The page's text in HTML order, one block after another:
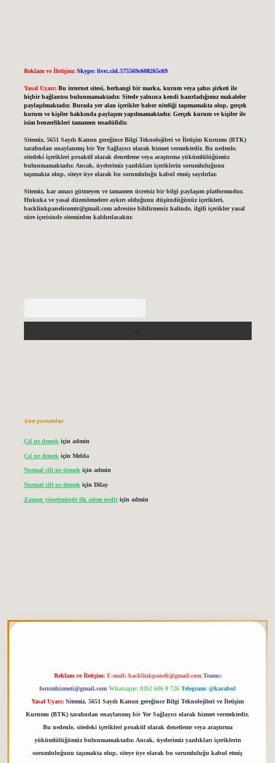
Reklam ve İletişim: Skype: live:.cid.575569c608265c69
Yasal Uyarı: Bu internet sitesi, herhangi bir marka, kurum veya şahıs şirketi ile
hiçbir bağlantısı bulunmamaktadır. Sitede yalnızca kendi hazırladığımız makaleler
paylaşılmaktadır. Burada yer alan içerikler haber niteliği taşımamakta olup, gerçek
kurum ve kişiler hakkında paylaşım yapılmamaktadır. Gerçek kurum ve kişiler ile
isim benzerlikleri tamamen tesadüfidir.
Sitemiz, 5651 Sayılı Kanun gereğince Bilgi Teknolojileri ve İletişim Kurumu (BTK)
tarafından onaylanmış bir Yer Sağlayıcı olarak hizmet vermektedir. Bu nedenle,
sitedeki içerikleri proaktif olarak denetleme veya araştırma yükümlülüğümüz
bulunmamaktadır. Ancak, üyelerimiz yazdıkları içeriklerin sorumluluğunu
taşımakta olup, siteye üye olarak bu sorumluluğu kabul etmiş sayılırlar.
Sitemiz, kar amacı gütmeyen ve tamamen ücretsiz bir bilgi paylaşım platformudur.
Hukuka ve yasal düzenlemelere aykırı olduğunu düşündüğünüz içerikleri,
backlinkpanelicomtr@gmail.comadresine bildirmeniz halinde, ilgili içerikler yasal
süre içerisinde sitemizden kaldırılacaktır.
Son yorumlar
Çıl ne demek için admin
Çıl ne demek için Melda
Normal cilt ne demekiçin admin
Normal cilt ne demek için Dilay
Zaman yönetiminde ilk adım nediriçin admin
Reklam ve İletişim: E-mail: backlinkpaneli@gmail.com Teams:
forumhizmeti@gmail.com Whatsapp: 0262 606 0 726 Telegram: @karabul
Yasal Uyarı: Sitemiz, 5651 Sayılı Kanun gereğince Bilgi Teknolojileri ve İletişim
Kurumu (BTK) tarafından onaylanmış bir Yer Sağlayıcı olarak hizmet vermektedir.
Bu nedenle, sitedeki içerikleri proaktif olarak denetleme veya araştırma
yükümlülüğümüz bulunmamaktadır. Ancak, üyelerimiz yazdıkları içeriklerin
sorumluluğunu taşımakta olup, siteye üye olarak bu sorumluluğu kabul etmiş